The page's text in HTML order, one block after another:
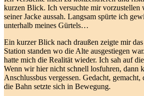
kurzen Blick. Ich versuchte mir vorzustellen
seiner Jacke aussah. Langsam spürte ich
unterhalb meines Gürtels…
Ein kurzer Blick nach draußen zeigte mir
Station standen wo die Alte ausgestiegen
hatte mich die Realität wieder. Ich sah auf
Wenn wir hier nicht schnell losfuhren, dann
Anschlussbus vergessen. Gedacht,
die Bahn setzte sich in Bewegung.